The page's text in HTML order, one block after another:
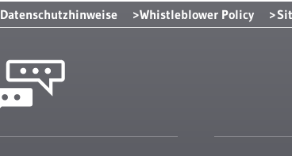
Datenschutzhinweise Whistleblower Policy